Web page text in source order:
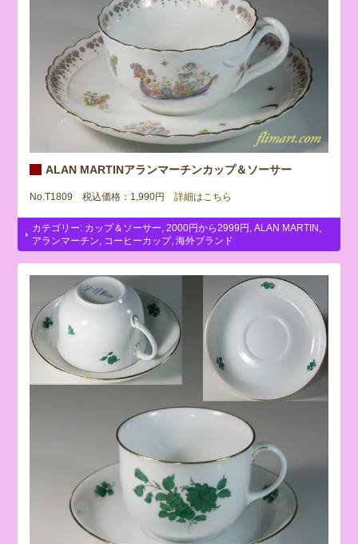
ALAN MARTINアランマーチンカップ＆ソーサー
No.T1809 税込価格：1,990円 詳細はこちら
カテゴリー: カップ＆ソーサー ,2000円から2999円 ,ALAN MARTIN
アランマーチン
コーヒーカップ,海外ブランド